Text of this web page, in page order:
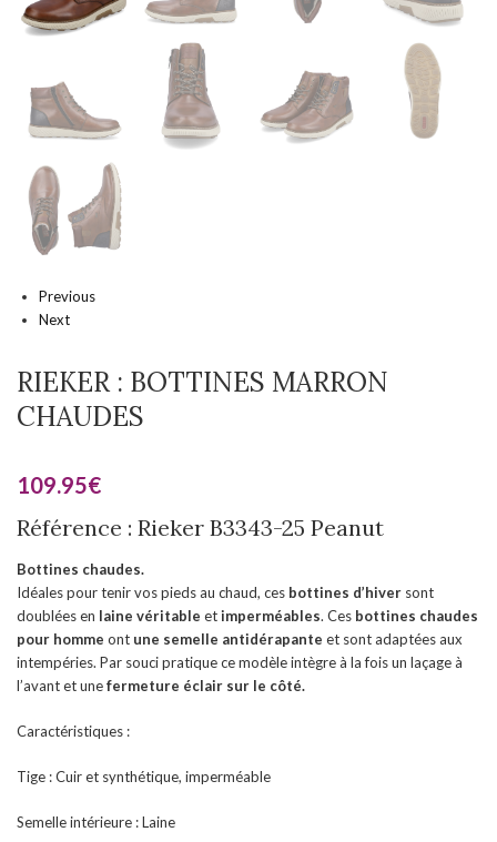
Previous
Next
RIEKER : BOTTINES MARRON
CHAUDES
109.95€
Référence : Rieker B3343-25 Peanut
Bottines chaudes.
Idéales pour tenir vos pieds au chaud, ces bottines d’hiver sont
doublées en laine véritable etimperméables. Ces bottines chaudes
pour homme ont une semelle antidérapante et sont adaptées aux
intempéries. Par souci pratique ce modèle intègre à la fois un laçage à
l’avant et unefermeture éclair sur le côté.
Caractéristiques :
Tige : Cuir et synthétique, imperméable
Semelle intérieure : Laine